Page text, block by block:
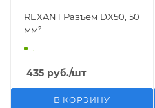
REXANT Разъём DX50, 50
мм²
: 1
435 руб./шт
В КОРЗИНУ